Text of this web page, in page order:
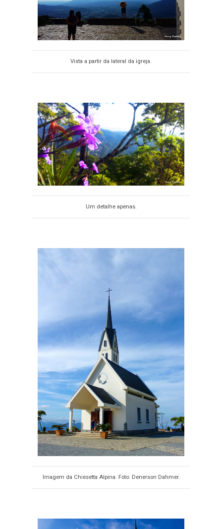
Vista a partir da lateral da igreja.
Um detalhe apenas.
Imagem da Chiesetta Alpina. Foto: Denerson Dahmer.